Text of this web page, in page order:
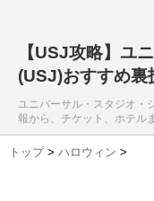
【USJ攻略】ユ
(USJ)おすすめ裏
ユニバーサル・スタジオ・
報から、チケット、ホテル
トップ > ハロウィン >